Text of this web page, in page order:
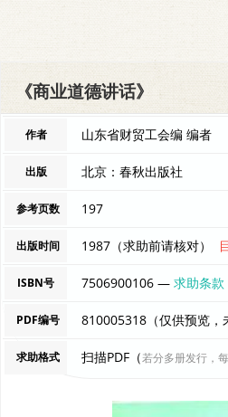
《商业道德讲话》
作者 山东省财贸工会编 编者
出版 北京：春秋出版社
参考页数 197
出版时间 1987（求助前请核对）
ISBN号 7506900106 —求助条款
PDF编号 810005318（仅供预览，
求助格式 扫描PDF（若分多册发行，